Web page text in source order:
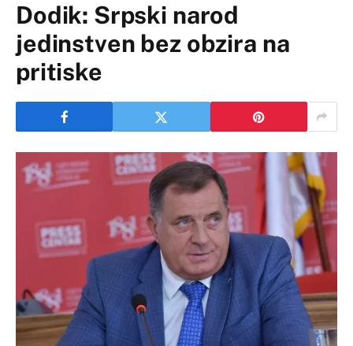
Dodik: Srpski narod
jedinstven bez obzira na
pritiske